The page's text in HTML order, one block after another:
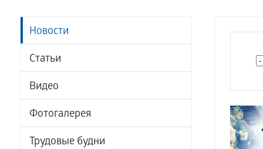
Новости
Статьи
Видео
Фотогалерея
Трудовые будни